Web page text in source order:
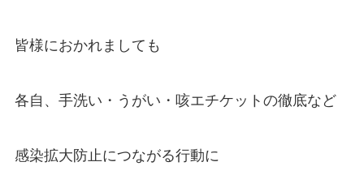
皆様におかれましても
各自、手洗い・うがい・咳エチケットの徹底など
感染拡大防止につながる行動に